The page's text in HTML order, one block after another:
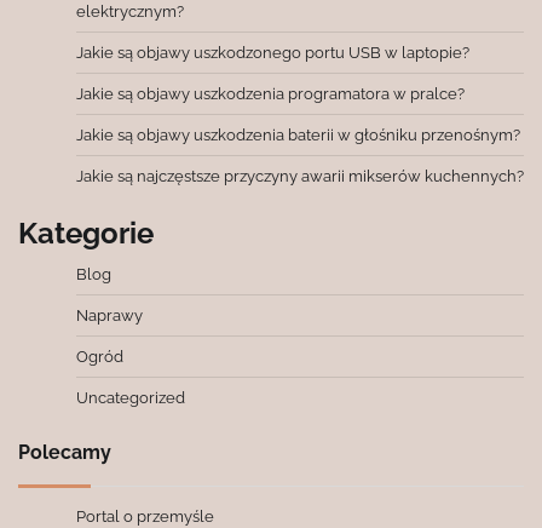
elektrycznym?
Jakie są objawy uszkodzonego portu USB w laptopie?
Jakie są objawy uszkodzenia programatora w pralce?
Jakie są objawy uszkodzenia baterii w głośniku przenośnym?
Jakie są najczęstsze przyczyny awarii mikserów kuchennych?
Kategorie
Blog
Naprawy
Ogród
Uncategorized
Polecamy
Portal o przemyśle